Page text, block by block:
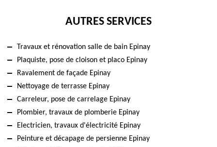
AUTRES SERVICES
Travaux et rénovation salle de bain Epinay
Plaquiste, pose de cloison et placo Epinay
Ravalement de façade Epinay
Nettoyage de terrasse Epinay
Carreleur, pose de carrelage Epinay
Plombier, travaux de plomberie Epinay
Electricien, travaux d'électricité Epinay
Peinture et décapage de persienne Epinay